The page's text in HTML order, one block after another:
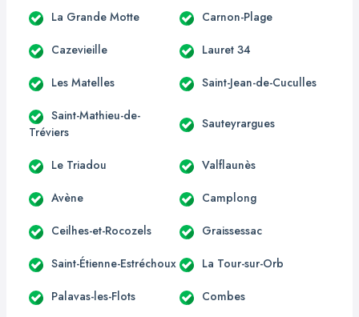
La Grande Motte Carnon-Plage
Cazevieille Lauret 34
Les Matelles Saint-Jean-de-Cuculles
Saint-Mathieu-de-
Tréviers
Sauteyrargues
Le Triadou Valflaunès
Avène Camplong
Ceilhes-et-Rocozels Graissessac
Saint-Étienne-Estréchoux La Tour-sur-Orb
Palavas-les-Flots Combes